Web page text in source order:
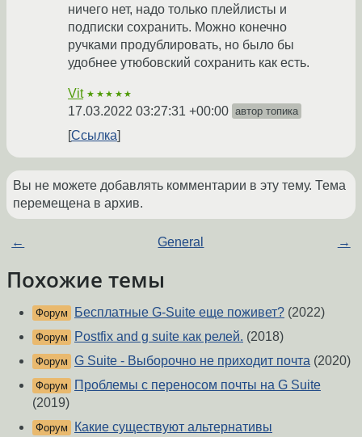
ничего нет, надо только плейлисты и
подписки сохранить. Можно конечно
ручками продублировать, но было бы
удобнее утюбовский сохранить как есть.
Vit ★★★★★
17.03.2022 03:27:31 +00:00 автор топика
Ссылка
Вы не можете добавлять комментарии в эту тему. Тема
перемещена в архив.
← General →
Похожие темы
Форум Бесплатные G-Suite еще поживет? (2022)
Форум Postfix and g suite как релей. (2018)
Форум G Suite - Выборочно не приходит почта (2020)
Форум
Проблемы с переносом почты на G Suite
(2019)
Форум Какие существуют альтернативы